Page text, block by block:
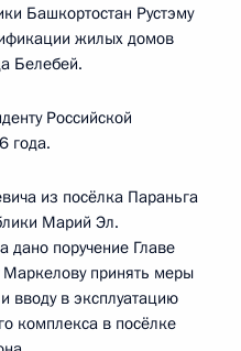
Башкортостан Рустэму
жилых домов
Белебей.
Российской
года.
из посёлка Параньга
Марий Эл.
дано поручение Главе
принять меры
вводу в эксплуатацию
комплекса в посёлке